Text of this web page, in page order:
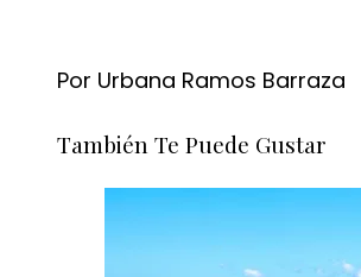
Por Urbana Ramos Barraza
También Te Puede Gustar